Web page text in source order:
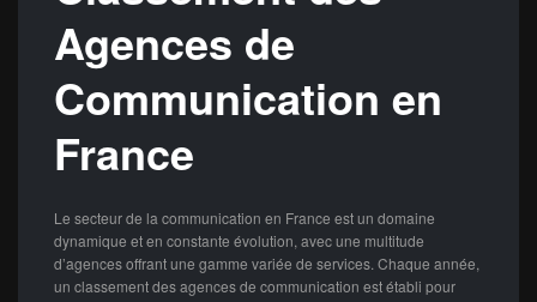
Agences de
Communication en
France
Le secteur de la communication en France est un domaine
dynamique et en constante évolution, avec une multitude
d’agences offrant une gamme variée de services. Chaque année,
un classement des agences de communication est établi pour